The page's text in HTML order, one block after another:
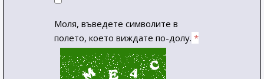
Моля, въведете символите в
полето, което виждате по-долу. *